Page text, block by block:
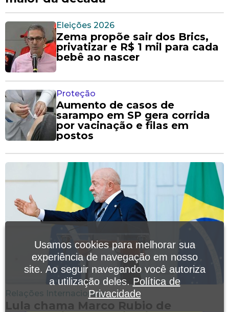
Eleições 2026
Zema propõe sair dos Brics,
privatizar e R$ 1 mil para cada
bebê ao nascer
Proteção
Aumento de casos de
sarampo em SP gera corrida
por vacinação e filas em
postos
Relações Internacionais
Lula chama Marco Rubio de
Usamos cookies para melhorar sua
experiência de navegação em nosso
site. Ao seguir navegando você autoriza
a utilização deles. Política de
Privacidade